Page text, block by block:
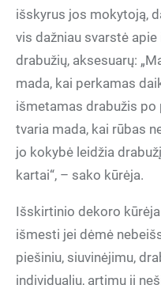
išskyrus jos mokytoją,
vis dažniau svarstė
drabužių, aksesuarų:
mada, kai perkamas
išmetamas drabužis
tvaria mada, kai rūbas
jo kokybė leidžia
kartai“, – sako kūrėja.
Išskirtinio dekoro
išmesti jei dėmė
piešiniu, siuvinėjimu,
individualiu, artimu jį